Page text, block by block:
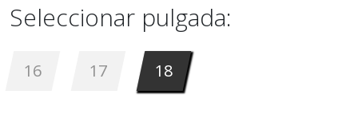
Seleccionar pulgada:
16 17 18